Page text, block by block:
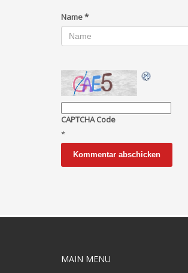
Name*
CAPTCHA Code
*
MAIN MENU